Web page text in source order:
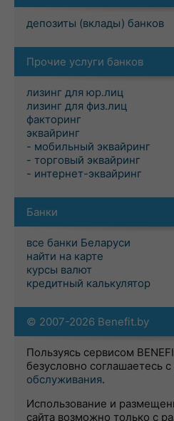
депозиты (вклады) банков
Прочие услуги банков
лизинг для юр.лиц
лизинг для физ.лиц
факторинг
эквайринг
- мобильный эквайринг
- торговый эквайринг
- интернет-эквайринг
Банки
все банки Беларуси
найти на карте
курсы валют
кредитный калькулятор
© 2007-2026 Benefit.by
Пользуясь сервисом
безусловно соглашаетесь с
обслуживания.
Использование и
сайта возможно только с